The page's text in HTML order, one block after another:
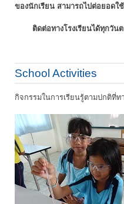
ของนักเรียน สามารถไปต่อยอดใ
ติดต่อทางโรงเรียนได้ทุกวัน
School Activities
กิจกรรมในการเรียนรู้ตามปกติที่ท